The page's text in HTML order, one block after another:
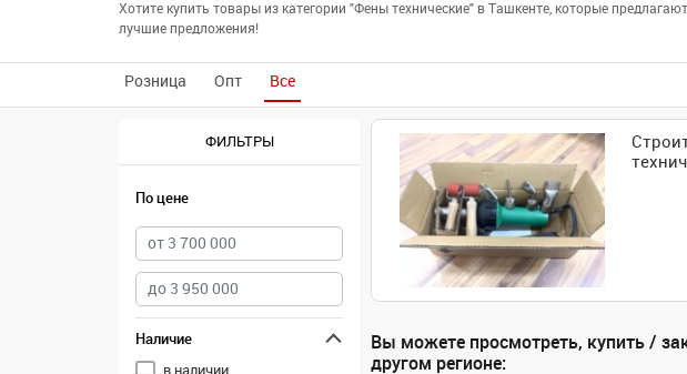
Хотите купить товары из категории "Фены технические" в Ташкенте, которые
лучшие предложения!
Розница Опт Все
ФИЛЬТРЫ
По цене
Наличие
в наличии
Вы можете просмотреть, купить /
другом регионе: